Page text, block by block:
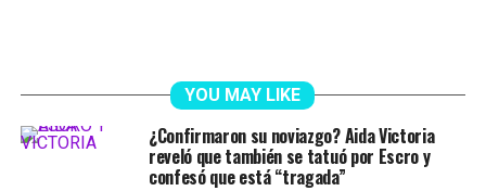
YOU MAY LIKE
¿Confirmaron su noviazgo? Aida Victoria
reveló que también se tatuó por Escro y
confesó que está “tragada”